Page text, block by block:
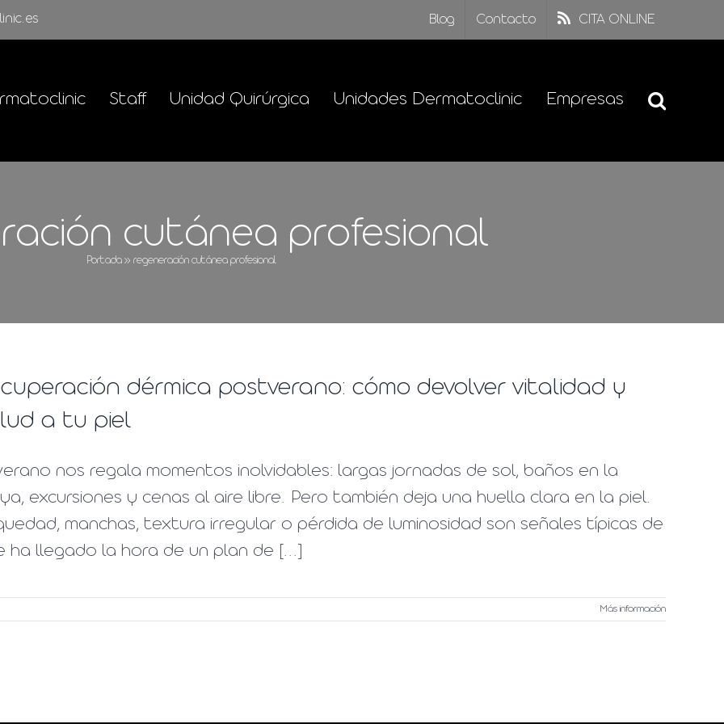
Blog Contacto CITA ONLINE
Staff Unidad Quirúrgica Unidades Dermatoclinic Empresas
cutánea profesional
Portada» regeneración cutánea profesional
dérmica postverano: cómo devolver vitalidad y
a tu piel
nos regala momentos inolvidables: largas jornadas de sol, baños en la
excursiones y cenas al aire libre. Pero también deja una huella clara en la piel.
manchas, textura irregular o pérdida de luminosidad son señales típicas de
ha llegado la hora de un plan de [...]
Más información